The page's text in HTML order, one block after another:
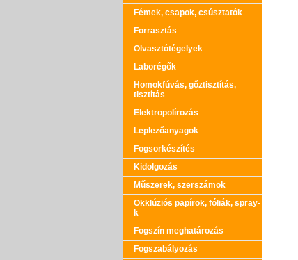
Fémek, csapok, csúsztatók
Forrasztás
Olvasztótégelyek
Laborégők
Homokfúvás, gőztisztítás,
tisztítás
Elektropolírozás
Leplezőanyagok
Fogsorkészítés
Kidolgozás
Műszerek, szerszámok
Okklúziós papírok, fóliák, spray-
k
Fogszín meghatározás
Fogszabályozás